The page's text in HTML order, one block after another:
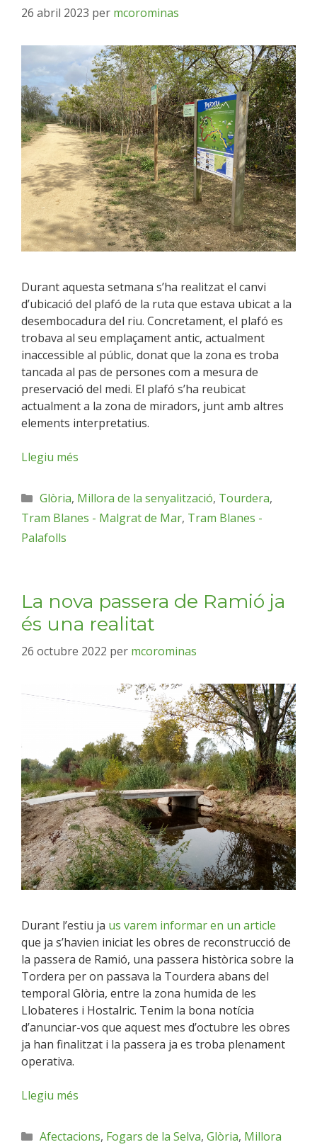
26 abril 2023 per mcorominas
Durant aquesta setmana s’ha realitzat el canvi
d’ubicació del plafó de la ruta que estava ubicat a la
desembocadura del riu. Concretament, el plafó es
trobava al seu emplaçament antic, actualment
inaccessible al públic, donat que la zona es troba
tancada al pas de persones com a mesura de
preservació del medi. El plafó s’ha reubicat
actualment a la zona de miradors, junt amb altres
elements interpretatius.
Llegiu més
Glòria, Millora de la senyalització, Tourdera,
Tram Blanes - Malgrat de Mar, Tram Blanes -
Palafolls
La nova passera de Ramió ja
és una realitat
26 octubre 2022 per mcorominas
Durant l’estiu ja us varem informar en un article
que ja s’havien iniciat les obres de reconstrucció de
la passera de Ramió, una passera històrica sobre la
Tordera per on passava la Tourdera abans del
temporal Glòria, entre la zona humida de les
Llobateres i Hostalric. Tenim la bona notícia
d’anunciar-vos que aquest mes d’octubre les obres
ja han finalitzat i la passera ja es troba plenament
operativa.
Llegiu més
Afectacions, Fogars de la Selva, Glòria, Millora